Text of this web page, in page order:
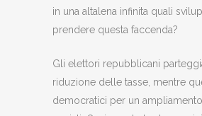
in una altalena infinita quali
prendere questa faccenda?
Gli elettori repubblicani
riduzione delle tasse, mentre
democratici per un